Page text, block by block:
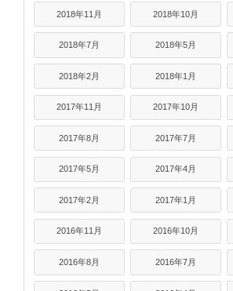
2018年11月 2018年10月
2018年7月 2018年5月
2018年2月 2018年1月
2017年11月 2017年10月
2017年8月 2017年7月
2017年5月 2017年4月
2017年2月 2017年1月
2016年11月 2016年10月
2016年8月 2016年7月